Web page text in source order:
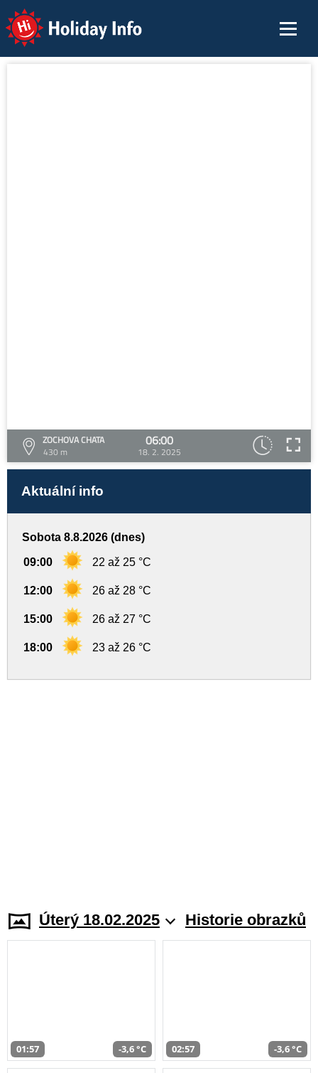
Holiday Info
ZOCHOVA CHATA
430 m
06:00
18. 2. 2025
Aktuální info
Sobota 8.8.2026 (dnes)
09:00 22 až 25 °C
12:00 26 až 28 °C
15:00 26 až 27 °C
18:00 23 až 26 °C
Úterý 18.02.2025 Historie obrazků
01:57 -3,6 °C 02:57 -3,6 °C